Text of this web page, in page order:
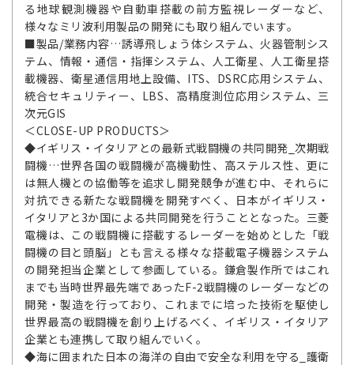
る地球観測機器や自動車搭載の前方監視レーダーなど、
様々なミリ波利用製品の開発にも取り組んでいます。
■製品/業務内容…誘導飛しょう体システム、火器管制シス
テム、情報・通信・指揮システム、人工衛星、人工衛星搭
載機器、衛星通信用地上設備、ITS、DSRC応用システム、
統合セキュリティー、LBS、高精度測位応用システム、三
次元GIS
＜CLOSE-UP PRODUCTS＞
◆イギリス・イタリアとの最新式戦闘機の共同開発_次期戦
闘機…世界各国の戦闘機が高機動性、高ステルス性、更に
は無人機との協働等を追求し開発競争が進む中、それらに
対抗できる新たな戦闘機を開発すべく、日本がイギリス・
イタリアと3か国による共同開発を行うこととなった。三菱
電機は、この戦闘機に搭載するレーダーを始めとした「戦
闘機の目と頭脳」とも言える様々な搭載電子機器システム
の開発担当企業として参画している。鎌倉製作所ではこれ
までも当時世界最先端であったF-2戦闘機のレーダーなどの
開発・製造を行っており、これまでに培った技術を駆使し
世界最高の戦闘機を創り上げるべく、イギリス・イタリア
企業とも連携して取り組んでいく。
◆海に囲まれた日本の海洋の自由で安全な利用を守る_護衛